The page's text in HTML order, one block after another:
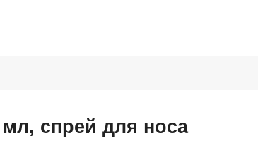
спрей для носа